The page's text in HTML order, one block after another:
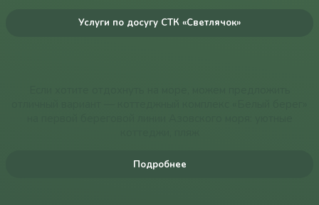
Услуги по досугу СТК «Светлячок»
Подробнее